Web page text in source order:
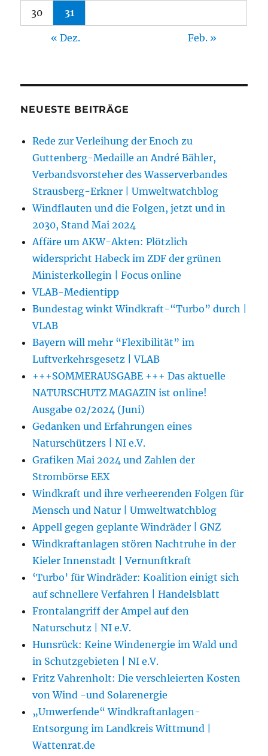
30 31
« Dez. Feb. »
NEUESTE BEITRÄGE
Rede zur Verleihung der Enoch zu
Guttenberg-Medaille an André Bähler,
Verbandsvorsteher des Wasserverbandes
Strausberg-Erkner | Umweltwatchblog
Windflauten und die Folgen, jetzt und in
2030, Stand Mai 2024
Affäre um AKW-Akten: Plötzlich
widerspricht Habeck im ZDF der grünen
Ministerkollegin | Focus online
VLAB-Medientipp
Bundestag winkt Windkraft-“Turbo” durch |
VLAB
Bayern will mehr “Flexibilität” im
Luftverkehrsgesetz | VLAB
+++SOMMERAUSGABE +++ Das aktuelle
NATURSCHUTZ MAGAZIN ist online!
Ausgabe 02/2024 (Juni)
Gedanken und Erfahrungen eines
Naturschützers | NI e.V.
Grafiken Mai 2024 und Zahlen der
Strombörse EEX
Windkraft und ihre verheerenden Folgen für
Mensch und Natur | Umweltwatchblog
Appell gegen geplante Windräder | GNZ
Windkraftanlagen stören Nachtruhe in der
Kieler Innenstadt | Vernunftkraft
‘Turbo’ für Windräder: Koalition einigt sich
auf schnellere Verfahren | Handelsblatt
Frontalangriff der Ampel auf den
Naturschutz | NI e.V.
Hunsrück: Keine Windenergie im Wald und
in Schutzgebieten | NI e.V.
Fritz Vahrenholt: Die verschleierten Kosten
von Wind -und Solarenergie
„Umwerfende“ Windkraftanlagen-
Entsorgung im Landkreis Wittmund |
Wattenrat.de